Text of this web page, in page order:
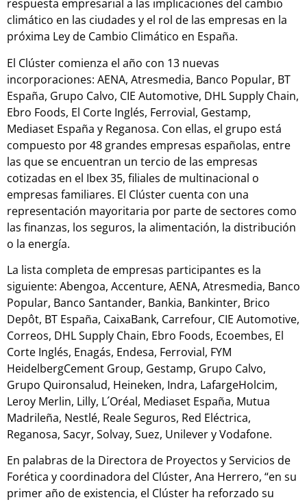
respuesta empresarial a las implicaciones del cambio
climático en las ciudades y el rol de las empresas en la
próxima Ley de Cambio Climático en España.
El Clúster comienza el año con 13 nuevas
incorporaciones: AENA, Atresmedia, Banco Popular, BT
España, Grupo Calvo, CIE Automotive, DHL Supply Chain,
Ebro Foods, El Corte Inglés, Ferrovial, Gestamp,
Mediaset España y Reganosa. Con ellas, el grupo está
compuesto por 48 grandes empresas españolas, entre
las que se encuentran un tercio de las empresas
cotizadas en el Ibex 35, filiales de multinacional o
empresas familiares. El Clúster cuenta con una
representación mayoritaria por parte de sectores como
las finanzas, los seguros, la alimentación, la distribución
o la energía.
La lista completa de empresas participantes es la
siguiente: Abengoa, Accenture, AENA, Atresmedia, Banco
Popular, Banco Santander, Bankia, Bankinter, Brico
Depôt, BT España, CaixaBank, Carrefour, CIE Automotive,
Correos, DHL Supply Chain, Ebro Foods, Ecoembes, El
Corte Inglés, Enagás, Endesa, Ferrovial, FYM
HeidelbergCement Group, Gestamp, Grupo Calvo,
Grupo Quironsalud, Heineken, Indra, LafargeHolcim,
Leroy Merlin, Lilly, L´Oréal, Mediaset España, Mutua
Madrileña, Nestlé, Reale Seguros, Red Eléctrica,
Reganosa, Sacyr, Solvay, Suez, Unilever y Vodafone.
En palabras de la Directora de Proyectos y Servicios de
Forética y coordinadora del Clúster, Ana Herrero, “en su
primer año de existencia, el Clúster ha reforzado su